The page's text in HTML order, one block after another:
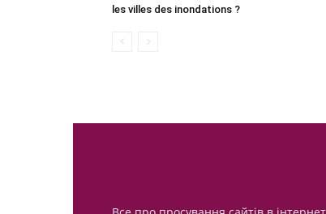
les villes des inondations ?